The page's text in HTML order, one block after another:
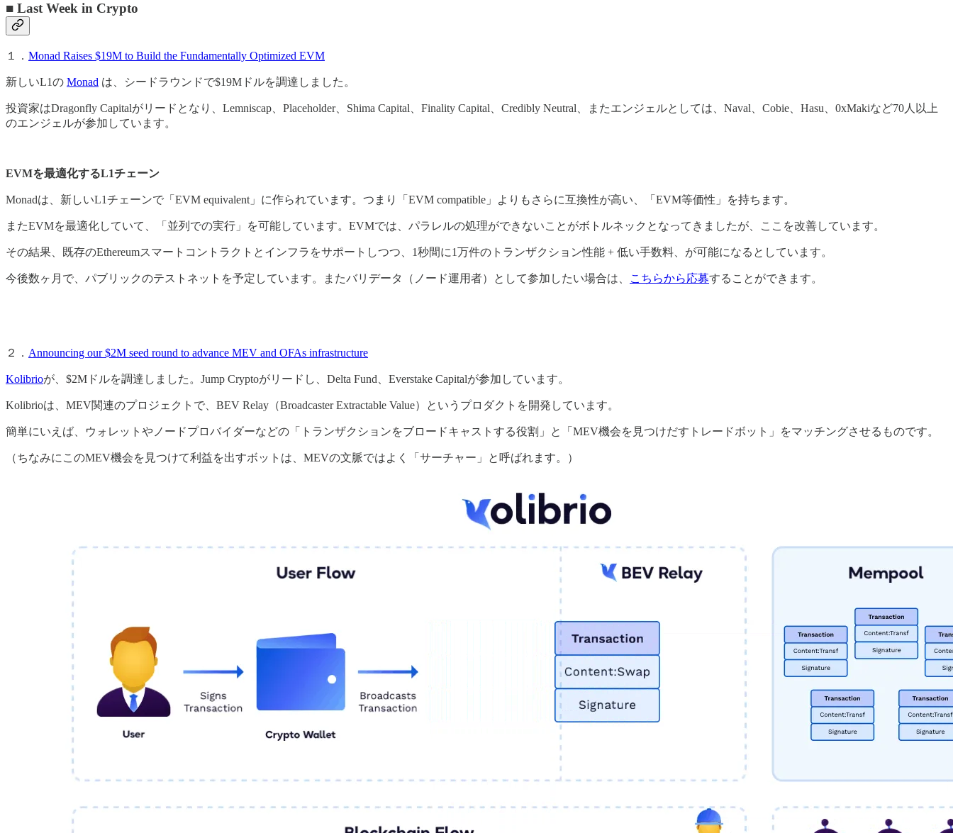
■ Last Week in Crypto
１． Monad Raises $19M to Build the Fundamentally Optimized EVM
新しいL1の Monad は、シードラウンドで$19Mドルを調達しました。
投資家はDragonfly Capitalがリードとなり、Lemniscap、Placeholder、Shima Capital、Finality Capital、Credibly Neutral、またエンジェルとしては、Naval、Cobie、Hasu、0xMakiなど70人以上
のエンジェルが参加しています。
EVMを最適化するL1チェーン
Monadは、新しいL1チェーンで「EVM equivalent」に作られています。つまり「EVM compatible」よりもさらに互換性が高い、「EVM等価性」を持ちます。
またEVMを最適化していて、「並列での実行」を可能しています。EVMでは、パラレルの処理ができないことがボトルネックとなってきましたが、ここを改善しています。
その結果、既存のEthereumスマートコントラクトとインフラをサポートしつつ、1秒間に1万件のトランザクション性能 + 低い手数料、が可能になるとしています。
今後数ヶ月で、パブリックのテストネットを予定しています。またバリデータ（ノード運用者）として参加したい場合は、 こちらから応募することができます。
２． Announcing our $2M seed round to advance MEV and OFAs infrastructure
Kolibrioが、$2Mドルを調達しました。Jump Cryptoがリードし、Delta Fund、Everstake Capitalが参加しています。
Kolibrioは、MEV関連のプロジェクトで、BEV Relay（Broadcaster Extractable Value）というプロダクトを開発しています。
簡単にいえば、ウォレットやノードプロバイダーなどの「トランザクションをブロードキャストする役割」と「MEV機会を見つけだすトレードボット」をマッチングさせるものです。
（ちなみにこのMEV機会を見つけて利益を出すボットは、MEVの文脈ではよく「サーチャー」と呼ばれます。）